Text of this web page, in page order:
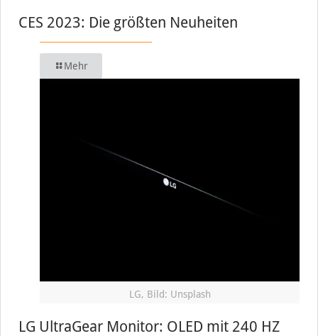
CES 2023: Die größten Neuheiten
Mehr
LG, Bild: Unsplash
LG UltraGear Monitor: OLED mit 240 HZ